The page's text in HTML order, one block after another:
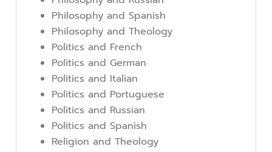
Philosophy and Spanish
Philosophy and Theology
Politics and French
Politics and German
Politics and Italian
Politics and Portuguese
Politics and Russian
Politics and Spanish
Religion and Theology